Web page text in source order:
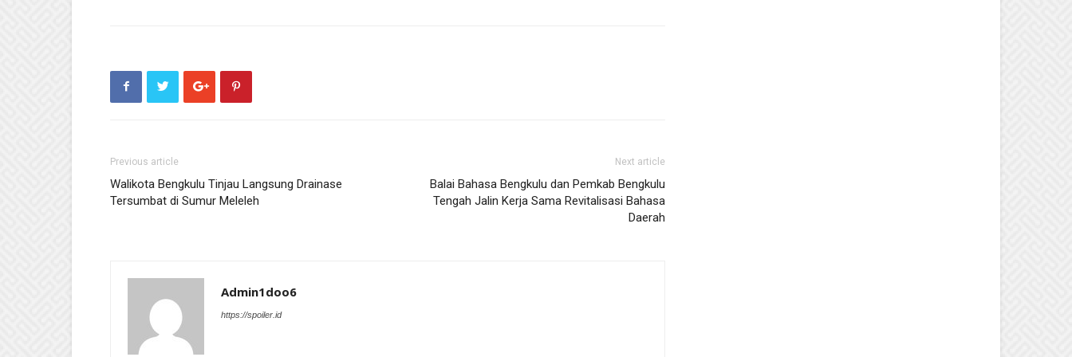
Previous article
Walikota Bengkulu Tinjau Langsung Drainase
Tersumbat di Sumur Meleleh
Next article
Balai Bahasa Bengkulu dan Pemkab Bengkulu
Tengah Jalin Kerja Sama Revitalisasi Bahasa
Daerah
Admin1doo6
https://spoiler.id